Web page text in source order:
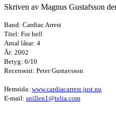
Skriven av Magnus Gustafsson
Band: Cardiac Arrest
Titel: For hell
Antal låtar: 4
År: 2002
Betyg: 6/10
Recensent: Peter Gustavsson
Hemsida: www.cardiacarrest.just.nu
E-mail: snillen1@telia.com